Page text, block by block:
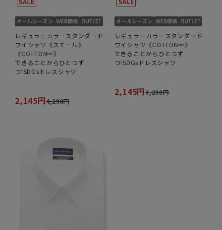
レギュラーカラースタンダード
ワイシャツ《スモール》
《COTTON∞》
できることからひとつず
つ!SDGsドレスシャツ
2,145円4,290円
レギュラーカラースタンダード
ワイシャツ《COTTON∞》
できることからひとつず
つ!SDGsドレスシャツ
2,145円4,290円